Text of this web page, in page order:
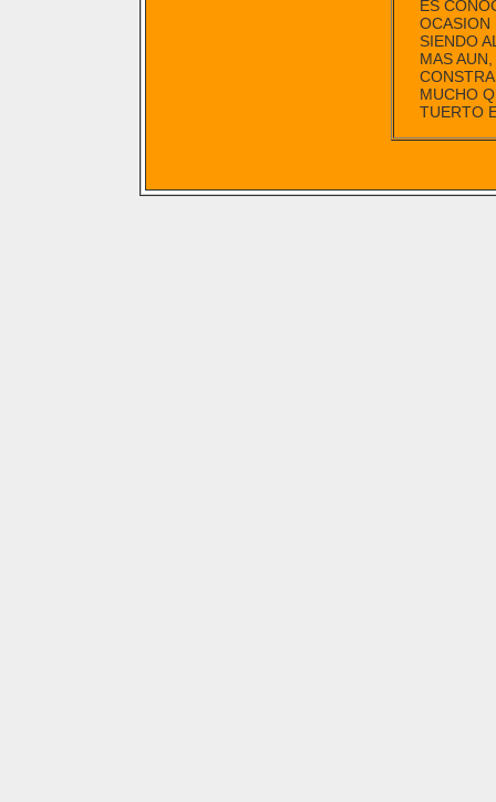
ES
OCASION
SIENDO
MAS
MUCHO
TUERTO